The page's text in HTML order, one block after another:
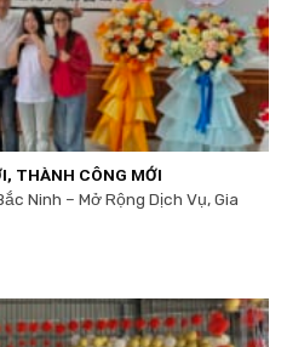
THÀNH CÔNG MỚI
Ninh – Mở Rộng Dịch Vụ, Gia